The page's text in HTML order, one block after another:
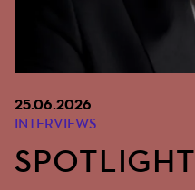
25.06.2026
INTERVIEWS
SPOTLIGHT